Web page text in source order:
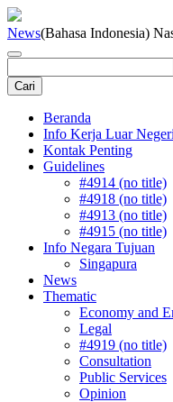
News(Bahasa Indonesia)
Beranda
Info Kerja Luar Negeri
Kontak Penting
Guidelines
#4914 (no title)
#4918 (no title)
#4913 (no title)
#4915 (no title)
Info Negara Tujuan
Singapura
News
Thematic
Economy and
Legal
#4919 (no title)
Consultation
Public Services
Opinion